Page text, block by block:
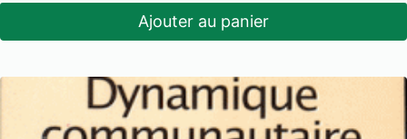
Ajouter au panier